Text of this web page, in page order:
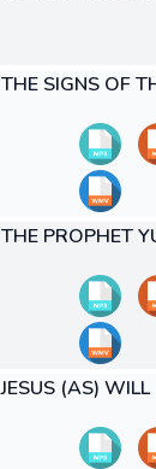
THE SIGNS OF
THE PROPHET
JESUS (AS)